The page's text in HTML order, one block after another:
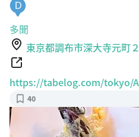
D
多聞
東京都調布市深大寺元町
https://tabelog.com/tokyo/
40